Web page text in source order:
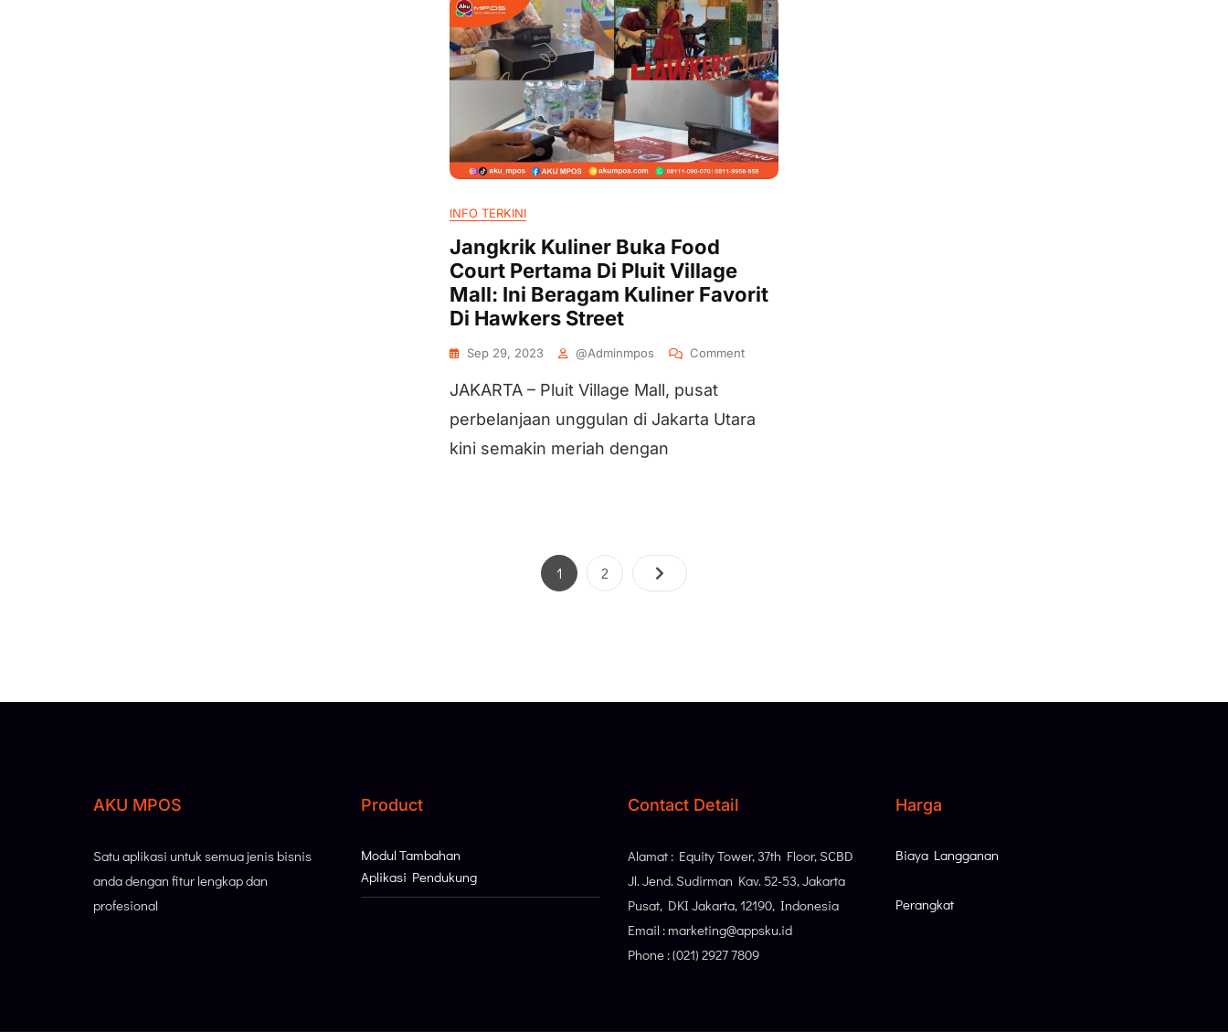
INFO TERKINI
Jangkrik Kuliner Buka Food
Court Pertama Di Pluit Village
Mall: Ini Beragam Kuliner Favorit
Di Hawkers Street
Sep 29, 2023 @adminmpos Comment
JAKARTA – Pluit Village Mall, pusat
perbelanjaan unggulan di Jakarta Utara
kini semakin meriah dengan
1 2
AKU MPOS
Satu aplikasi untuk semua jenis bisnis
anda dengan fitur lengkap dan
profesional
Product
Modul Tambahan
Aplikasi Pendukung
Contact Detail
Alamat : Equity Tower, 37th Floor, SCBD
Jl. Jend. Sudirman Kav. 52-53, Jakarta
Pusat, DKI Jakarta, 12190, Indonesia
Email : marketing@appsku.id
Phone : (021) 2927 7809
Harga
Biaya Langganan
Perangkat